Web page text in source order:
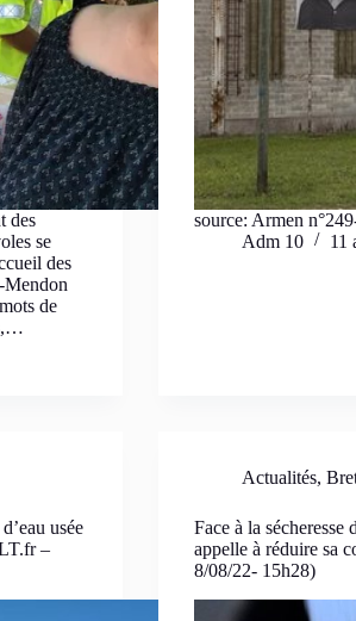
des
se
des
Mendon
de
source: Armen
Adm 10
11
usée
–
Actualités,
Face à la
appelle à réduire sa
8/08/22- 15h28)